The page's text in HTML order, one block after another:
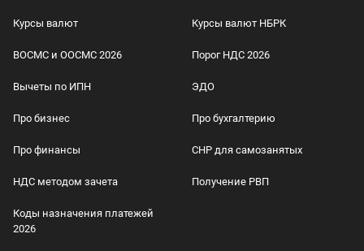
Курсы валют Курсы валют НБРК
ВОСМС и ООСМС 2026 Порог НДС 2026
Вычеты по ИПН ЭДО
Про бизнес Про бухгалтерию
Про финансы СНР для самозанятых
НДС методом зачета Получение РВП
Коды назначения платежей
2026